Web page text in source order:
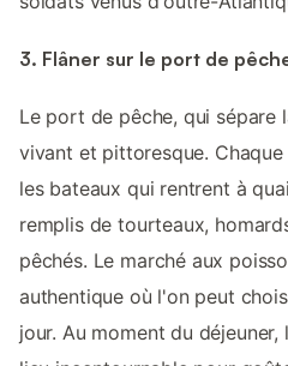
3. Flâner sur le port de
Le port de pêche, qui sépare
vivant et pittoresque.
les bateaux qui rentrent à
remplis de tourteaux,
pêchés. Le marché aux
authentique où l'on peut
jour. Au moment du